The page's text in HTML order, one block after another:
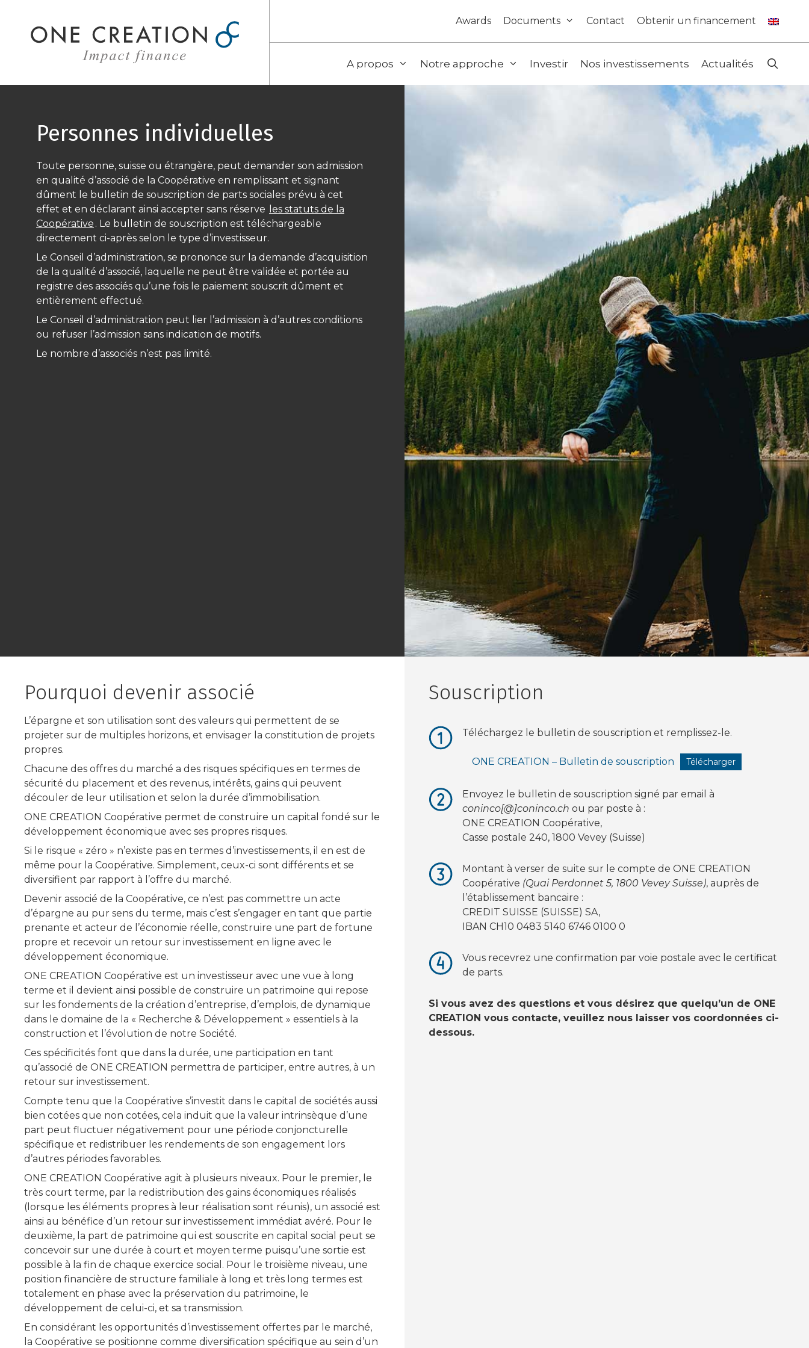
contenu
Awards Documents Contact Obtenir un financement
A propos Notre approche Investir Nos investissements Actualités
Personnes individuelles
Toute personne, suisse ou étrangère, peut demander son admission
en qualité d’associé de la Coopérative en remplissant et signant
dûment le bulletin de souscription de parts sociales prévu à cet
effet et en déclarant ainsi accepter sans réserve
les statuts de la
Coopérative . Le bulletin de souscription est téléchargeable
directement ci-après selon le type d’investisseur.
Le Conseil d’administration, se prononce sur la demande d’acquisition
de la qualité d’associé, laquelle ne peut être validée et portée au
registre des associés qu’une fois le paiement souscrit dûment et
entièrement effectué.
Le Conseil d’administration peut lier l’admission à d’autres conditions
ou refuser l’admission sans indication de motifs.
Le nombre d’associés n’est pas limité.
Pourquoi devenir associé
L’épargne et son utilisation sont des valeurs qui permettent de se
projeter sur de multiples horizons, et envisager la constitution de projets
propres.
Chacune des offres du marché a des risques spécifiques en termes de
sécurité du placement et des revenus, intérêts, gains qui peuvent
découler de leur utilisation et selon la durée d’immobilisation.
ONE CREATION Coopérative permet de construire un capital fondé sur le
développement économique avec ses propres risques.
Si le risque « zéro » n’existe pas en termes d’investissements, il en est de
même pour la Coopérative. Simplement, ceux-ci sont différents et se
diversifient par rapport à l’offre du marché.
Devenir associé de la Coopérative, ce n’est pas commettre un acte
d’épargne au pur sens du terme, mais c’est s’engager en tant que partie
prenante et acteur de l’économie réelle, construire une part de fortune
propre et recevoir un retour sur investissement en ligne avec le
développement économique.
ONE CREATION Coopérative est un investisseur avec une vue à long
terme et il devient ainsi possible de construire un patrimoine qui repose
sur les fondements de la création d’entreprise, d’emplois, de dynamique
dans le domaine de la « Recherche & Développement » essentiels à la
construction et l’évolution de notre Société.
Ces spécificités font que dans la durée, une participation en tant
qu’associé de ONE CREATION permettra de participer, entre autres, à un
retour sur investissement.
Compte tenu que la Coopérative s’investit dans le capital de sociétés aussi
bien cotées que non cotées, cela induit que la valeur intrinsèque d’une
part peut fluctuer négativement pour une période conjoncturelle
spécifique et redistribuer les rendements de son engagement lors
d’autres périodes favorables.
ONE CREATION Coopérative agit à plusieurs niveaux. Pour le premier, le
très court terme, par la redistribution des gains économiques réalisés
(lorsque les éléments propres à leur réalisation sont réunis), un associé est
ainsi au bénéfice d’un retour sur investissement immédiat avéré. Pour le
deuxième, la part de patrimoine qui est souscrite en capital social peut se
concevoir sur une durée à court et moyen terme puisqu’une sortie est
possible à la fin de chaque exercice social. Pour le troisième niveau, une
position financière de structure familiale à long et très long termes est
totalement en phase avec la préservation du patrimoine, le
développement de celui-ci, et sa transmission.
En considérant les opportunités d’investissement offertes par le marché,
la Coopérative se positionne comme diversification spécifique au sein d’un
Souscription
Téléchargez le bulletin de souscription et remplissez-le.
ONE CREATION – Bulletin de souscription Télécharger
Envoyez le bulletin de souscription signé par email à
coninco[@]coninco.ch ou par poste à :
ONE CREATION Coopérative,
Casse postale 240, 1800 Vevey (Suisse)
Montant à verser de suite sur le compte de ONE CREATION
Coopérative (Quai Perdonnet 5, 1800 Vevey Suisse), auprès de
l’établissement bancaire :
CREDIT SUISSE (SUISSE) SA,
IBAN CH10 0483 5140 6746 0100 0
Vous recevrez une confirmation par voie postale avec le certificat
de parts.
Si vous avez des questions et vous désirez que quelqu’un de ONE
CREATION vous contacte, veuillez nous laisser vos coordonnées ci-
dessous.